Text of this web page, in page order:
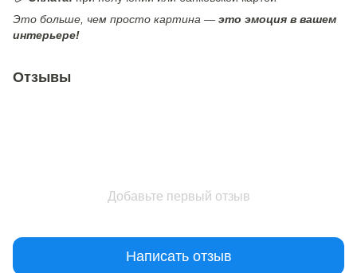
Это больше, чем просто картина — это эмоция в вашем
интерьере!
Отзывы
Добавьте первый отзыв
Написать отзыв